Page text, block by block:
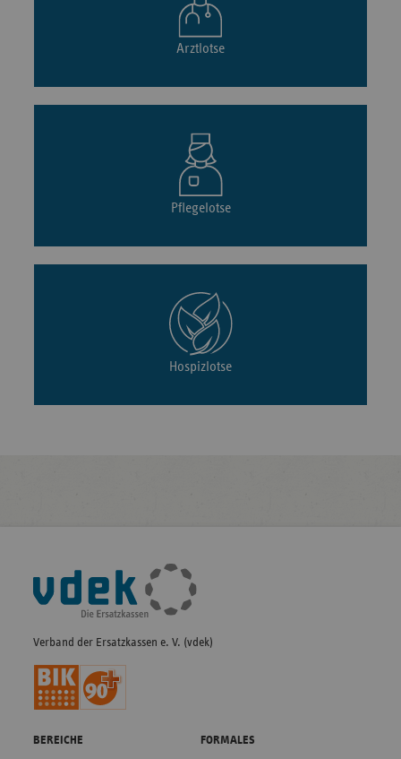
Arztlotse
Pflegelotse
Hospizlotse
Fußleisten-
Navigation
Verband der Ersatzkassen e. V. (vdek)
BEREICHE FORMALES